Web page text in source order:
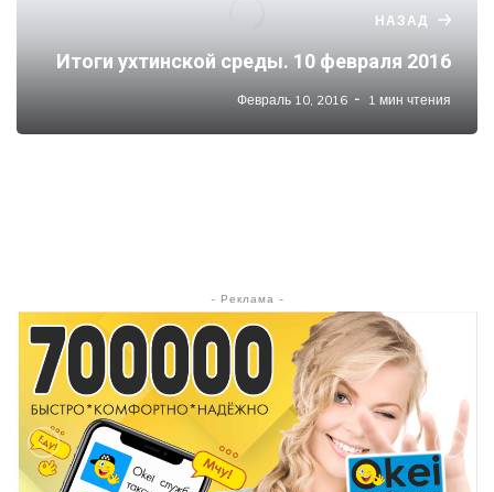
НАЗАД
Итоги ухтинской среды. 10 февраля 2016
Февраль 10, 2016 1 мин чтения
- Реклама -